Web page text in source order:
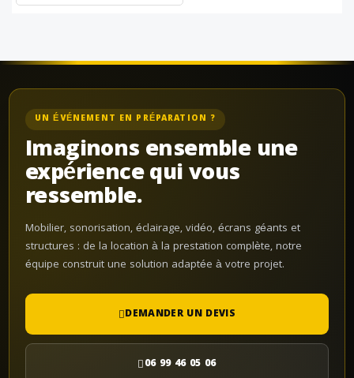
UN ÉVÉNEMENT EN PRÉPARATION ?
Imaginons ensemble une
expérience qui vous
ressemble.
Mobilier, sonorisation, éclairage, vidéo, écrans géants et
structures : de la location à la prestation complète, notre
équipe construit une solution adaptée à votre projet.
DEMANDER UN DEVIS
06 99 46 05 06